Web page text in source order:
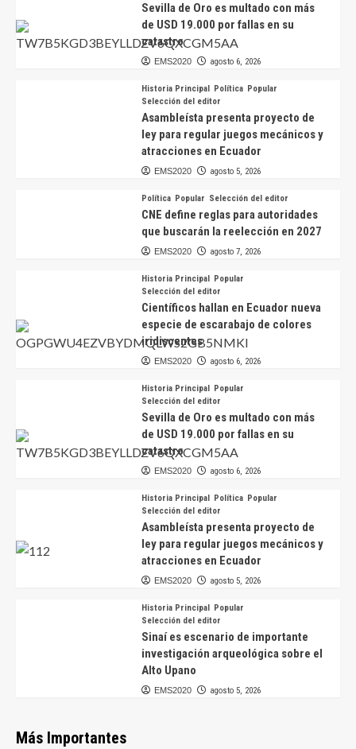
Sevilla de Oro es multado con más
de USD 19.000 por fallas en su
catastro
EMS2020 agosto 6, 2026
Historia Principal Política Popular
Selección del editor
Asambleísta presenta proyecto de
ley para regular juegos mecánicos y
atracciones en Ecuador
EMS2020 agosto 5, 2026
Política Popular Selección del editor
CNE define reglas para autoridades
que buscarán la reelección en 2027
EMS2020 agosto 7, 2026
Historia Principal
Popular
Selección del editor
Científicos hallan en Ecuador nueva
especie de escarabajo de colores
iridiscentes
EMS2020 agosto 6, 2026
Historia Principal
Popular
Selección del editor
Sevilla de Oro es multado con más
de USD 19.000 por fallas en su
catastro
EMS2020 agosto 6, 2026
Historia Principal Política Popular
Selección del editor
Asambleísta presenta proyecto de
ley para regular juegos mecánicos y
atracciones en Ecuador
EMS2020 agosto 5, 2026
Historia Principal
Popular
Selección del editor
Sinaí es escenario de importante
investigación arqueológica sobre el
Alto Upano
EMS2020 agosto 5, 2026
Más Importantes